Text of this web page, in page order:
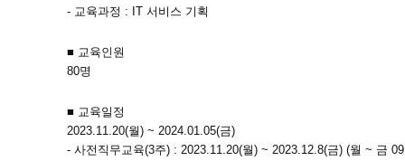
- 교육과정 : IT 서비스 기획
■ 교육인원
80명
■ 교육일정
2023.11.20(월) ~ 2024.01.05(금)
- 사전직무교육(3주) : 2023.11.20(월) ~ 2023.12.8(금) (월 ~ 금